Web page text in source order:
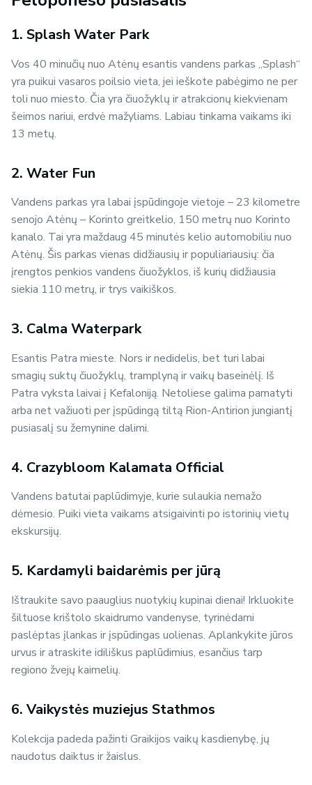
1. Splash Water Park
Vos 40 minučių nuo Atėnų esantis vandens parkas „Splash“
yra puikui vasaros poilsio vieta, jei ieškote pabėgimo ne per
toli nuo miesto. Čia yra čiuožyklų ir atrakcionų kiekvienam
šeimos nariui, erdvė mažyliams. Labiau tinkama vaikams iki
13 metų.
2. Water Fun
Vandens parkas yra labai įspūdingoje vietoje – 23 kilometre
senojo Atėnų – Korinto greitkelio, 150 metrų nuo Korinto
kanalo. Tai yra maždaug 45 minutės kelio automobiliu nuo
Atėnų. Šis parkas vienas didžiausių ir populiariausių: čia
įrengtos penkios vandens čiuožyklos, iš kurių didžiausia
siekia 110 metrų, ir trys vaikiškos.
3. Calma Waterpark
Esantis Patra mieste. Nors ir nedidelis, bet turi labai
smagių suktų čiuožyklų, tramplyną ir vaikų baseinėlį. Iš
Patra vyksta laivai į Kefaloniją. Netoliese galima pamatyti
arba net važiuoti per įspūdingą tiltą Rion-Antirion jungiantį
pusiasalį su žemynine dalimi.
4. Crazybloom Kalamata Official
Vandens batutai paplūdimyje, kurie sulaukia nemažo
dėmesio. Puiki vieta vaikams atsigaivinti po istorinių vietų
ekskursijų.
5. Kardamyli baidarėmis per jūrą
Ištraukite savo paauglius nuotykių kupinai dienai! Irkluokite
šiltuose krištolo skaidrumo vandenyse, tyrinėdami
paslėptas įlankas ir įspūdingas uolienas. Aplankykite jūros
urvus ir atraskite idiliškus paplūdimius, esančius tarp
regiono žvejų kaimelių.
6. Vaikystės muziejus Stathmos
Kolekcija padeda pažinti Graikijos vaikų kasdienybę, jų
naudotus daiktus ir žaislus.